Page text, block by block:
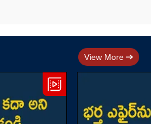
View More